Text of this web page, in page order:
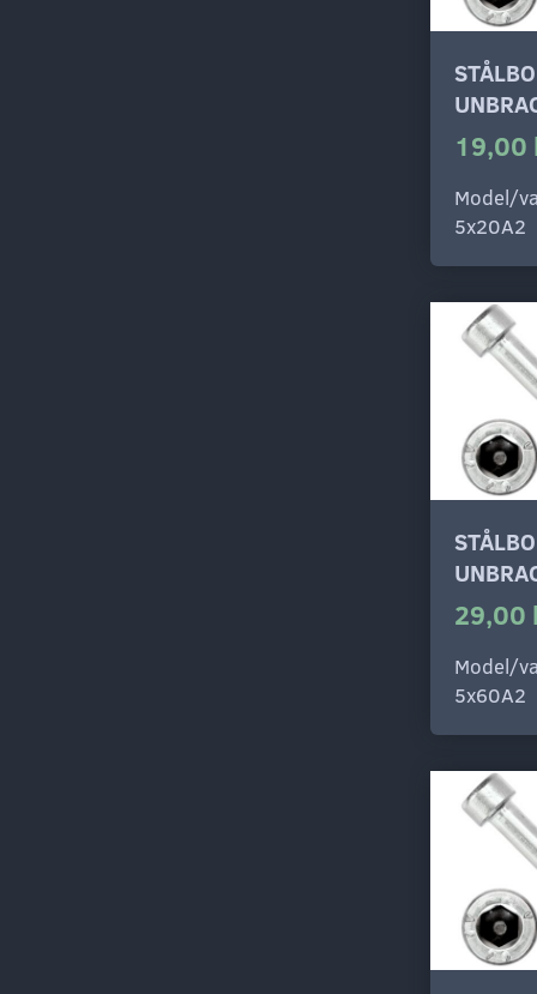
19,00
Model/
5x20A2
29,00
Model/
5x60A2